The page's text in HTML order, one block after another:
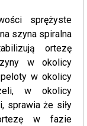
sprężyste
szyna spiralna
ortezę
w okolicy
w okolicy
w okolicy
sprawia że siły
w fazie